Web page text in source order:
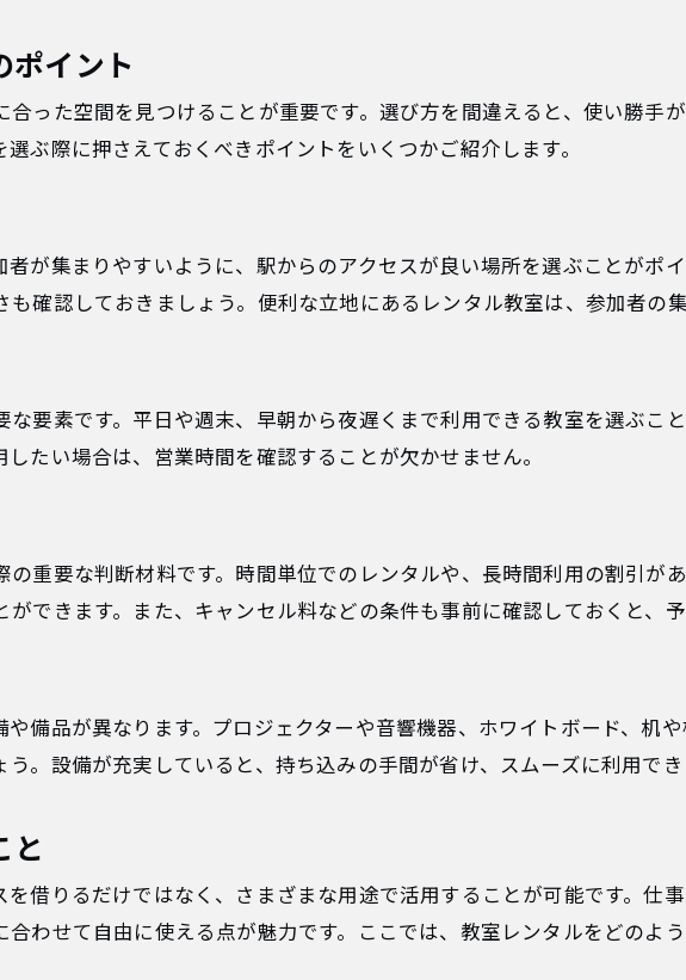
ポイント
合った空間を見つけることが重要です。選び方を間違えると、使い勝手
ぶ際に押さえておくべきポイントをいくつかご紹介します。
が集まりやすいように、駅からのアクセスが良い場所を選ぶことがポ
確認しておきましょう。便利な立地にあるレンタル教室は、参加者の
な要素です。平日や週末、早朝から夜遅くまで利用できる教室を選ぶこ
たい場合は、営業時間を確認することが欠かせません。
の重要な判断材料です。時間単位でのレンタルや、長時間利用の割引が
できます。また、キャンセル料などの条件も事前に確認しておくと、
備品が異なります。プロジェクターや音響機器、ホワイトボード、机
。設備が充実していると、持ち込みの手間が省け、スムーズに利用でき
と
を借りるだけではなく、さまざまな用途で活用することが可能です。仕
わせて自由に使える点が魅力です。ここでは、教室レンタルをどのよ